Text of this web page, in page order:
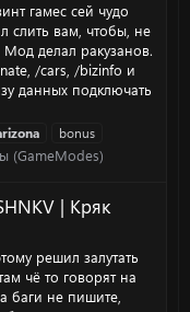
гамес сей чудо
слить вам, чтобы, не
Мод делал ракузанов.
/cars, /bizinfo и
данных подключать
bonus
(GameModes)
| Кряк
решил залутать
чё то говорят на
баги не пишите,